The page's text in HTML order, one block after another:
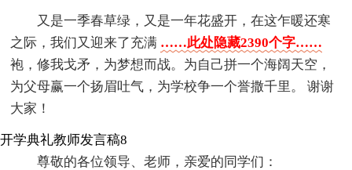
又是一季春草绿，又是一年花盛开，在这乍暖还寒
之际，我们又迎来了充满 ……此处隐藏2390个字……
袍，修我戈矛，为梦想而战。为自己拼一个海阔天空，
为父母赢一个扬眉吐气，为学校争一个誉撒千里。 谢谢
大家！
开学典礼教师发言稿8
尊敬的各位领导、老师，亲爱的同学们：